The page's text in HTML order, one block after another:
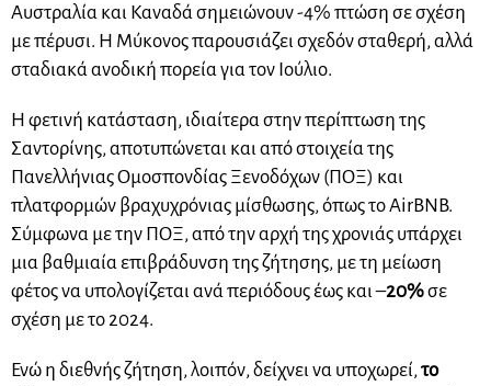
Αυστραλία και Καναδά σημειώνουν -4% πτώση σε σχέση
με πέρυσι. Η Μύκονος παρουσιάζει σχεδόν σταθερή, αλλά
σταδιακά ανοδική πορεία για τον Ιούλιο.
Η φετινή κατάσταση, ιδιαίτερα στην περίπτωση της
Σαντορίνης, αποτυπώνεται και από στοιχεία της
Πανελλήνιας Ομοσπονδίας Ξενοδόχων (ΠΟΞ) και
πλατφορμών βραχυχρόνιας μίσθωσης, όπως το AirBNB.
Σύμφωνα με την ΠΟΞ, από την αρχή της χρονιάς υπάρχει
μια βαθμιαία επιβράδυνση της ζήτησης, με τη μείωση
φέτος να υπολογίζεται ανά περιόδους έως και –20%σε
σχέση με το 2024.
Ενώ η διεθνής ζήτηση, λοιπόν, δείχνει να υποχωρεί,το